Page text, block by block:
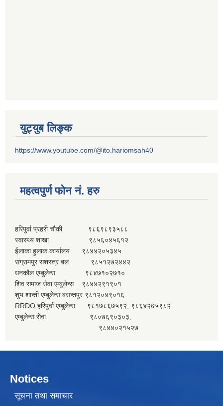
युट्युब लिङ्क
https://www.youtube.com/@ito.hariomsah40
महत्वपुर्ण फोन नं. हरु
हरिपुर्वा प्रहरी चौकी ९८६९८९३५८८
स्वास्थ्य शाखा ९८५६०४५६१२
ईलाका हुलाक कार्यालय ९८४४२०५३४५
संग्रामपुर सशस्त्र बल ९८५१२७२४४२
धनकौल एम्बुलेन्स ९८४७१०२७१०
शिव समाज सेवा एम्बुलेन्स ९८४४२९१९०१
शुभ शान्ती एम्बुलेन्स बसन्तपुर ९८१२०४९०१६
RRDO हरिपुर्वा एम्बुलेन्स ९८१७८६७५९२, ९८६४२७५९८२
एम्बुलेन्स सेवा ९८०७६९०३०३,
९८४४०२१५२७
Notices
सूचना तथा समाचार